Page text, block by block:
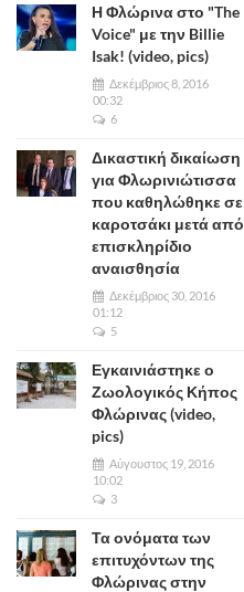
Η Φλώρινα στο "The
Voice" με την Billie
Isak! (video, pics)
Δεκέμβριος 8, 2016
00:32
6
Δικαστική δικαίωση
για Φλωρινιώτισσα
που καθηλώθηκε σε
καροτσάκι μετά από
επισκληρίδιο
αναισθησία
Δεκέμβριος 30, 2016
01:12
5
Εγκαινιάστηκε ο
Ζωολογικός Κήπος
Φλώρινας (video,
pics)
Αύγουστος 19, 2016
10:02
3
Τα ονόματα των
επιτυχόντων της
Φλώρινας στην